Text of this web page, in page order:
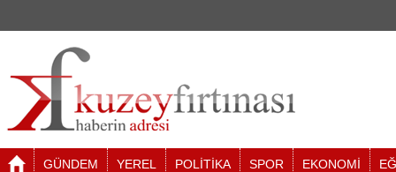
GÜNDEM YEREL POLİTİKA SPOR EKONOMİ